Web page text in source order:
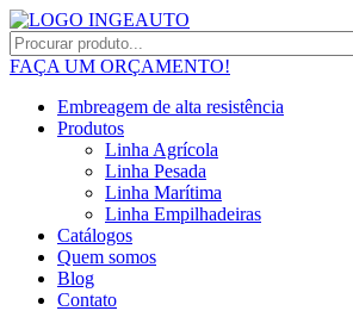
FAÇA UM ORÇAMENTO!
Embreagem de alta resistência
Produtos
Linha Agrícola
Linha Pesada
Linha Marítima
Linha Empilhadeiras
Catálogos
Quem somos
Blog
Contato